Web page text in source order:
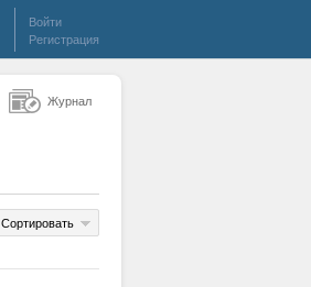
Войти
Регистрация
Сортировать
Журнал